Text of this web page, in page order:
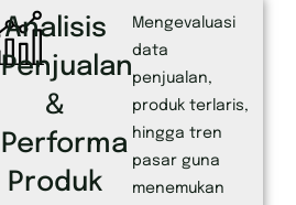
Analisis
Penjualan
&
Performa
Produk
Mengevaluasi
data
penjualan,
produk terlaris,
hingga tren
pasar guna
menemukan